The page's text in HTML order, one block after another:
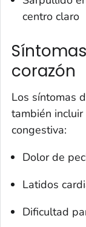
centro claro
corazón
Los síntomas
también incluir
congestiva:
Dolor de
Latidos
Dificultad